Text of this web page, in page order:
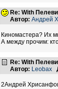
Re: With
Автор: Андрей
Киномастера? Их
А между прочим:
Re: With
Автор: Leobax
2Андрей